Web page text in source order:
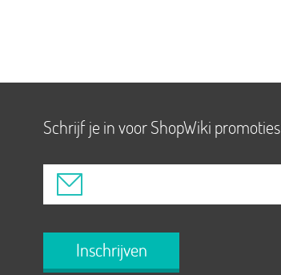
Schrijf je in voor ShopWiki promoties
Inschrijven